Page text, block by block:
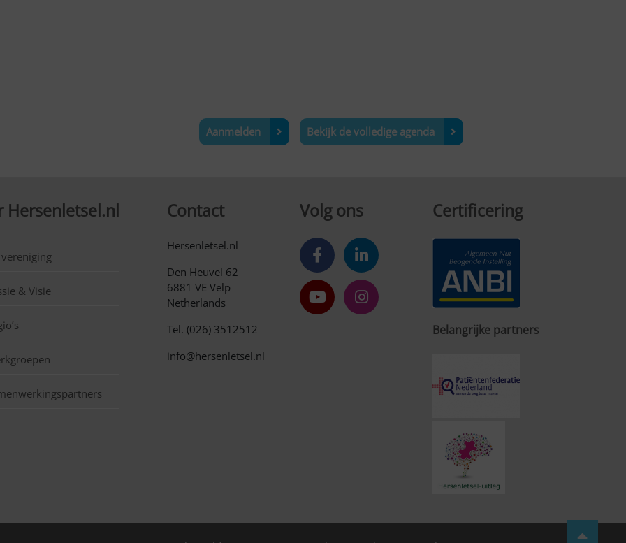
Aanmelden Bekijk de volledige agenda
Hersenletsel.nl
vereniging
& Visie
Contact
Hersenletsel.nl
Den Heuvel 62
6881 VE Velp
Netherlands
Tel. (026) 3512512
info@hersenletsel.nl
Volg ons Certificering
Belangrijke partners